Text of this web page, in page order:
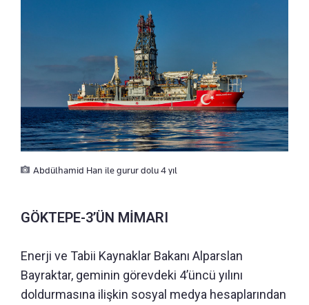
Abdülhamid Han ile gurur dolu 4 yıl
GÖKTEPE-3’ÜN MİMARI
Enerji ve Tabii Kaynaklar Bakanı Alparslan
Bayraktar, geminin görevdeki 4’üncü yılını
doldurmasına ilişkin sosyal medya hesaplarından